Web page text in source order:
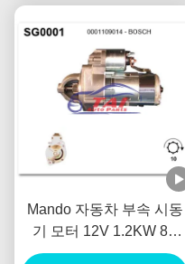
Mando 자동차 부속 시동
기 모터 12V 1.2KW 8T
Motores De Arranque